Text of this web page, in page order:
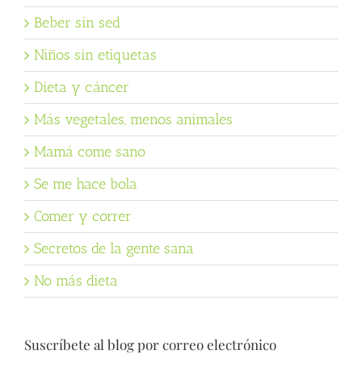
Beber sin sed
Niños sin etiquetas
Dieta y cáncer
Más vegetales, menos animales
Mamá come sano
Se me hace bola
Comer y correr
Secretos de la gente sana
No más dieta
Suscríbete al blog por correo electrónico